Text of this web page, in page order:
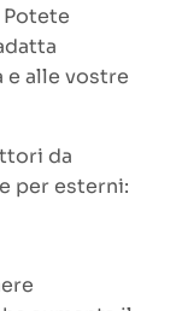
e alle vostre
da
per esterni: